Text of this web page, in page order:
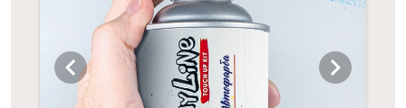
chevron_left chevron_right